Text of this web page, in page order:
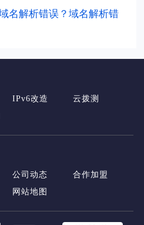
名解析错误？域名解析错
IPv6改造
云拨测
公司动态
合作加盟
网站地图